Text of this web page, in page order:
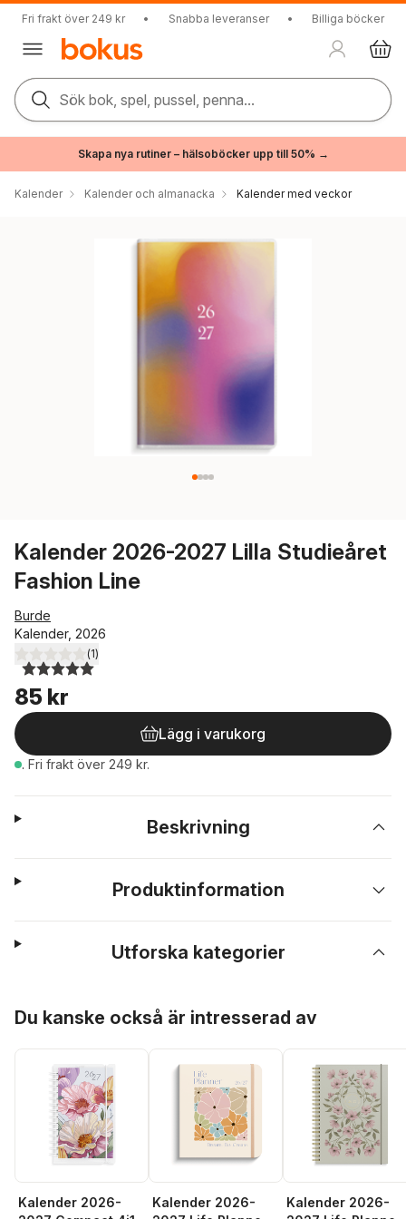
Fri frakt över 249 kr • Snabba leveranser • Billiga böcker
Sök bok, spel, pussel, penna...
Skapa nya rutiner – hälsoböcker upp till 50% →
Kalender Kalender och almanacka Kalender med veckor
Kalender 2026-2027 Lilla Studieåret
Fashion Line
Burde
Kalender, 2026
5,0utav 5 stjärnor. Totalt antal röster:
(1)
85 kr
Lägg i varukorg
. Fri frakt över 249 kr.
Beskrivning
Produktinformation
Utforska kategorier
Du kanske också är intresserad av
Kalender 2026-
Kalender 2026-
Kalender 2026-